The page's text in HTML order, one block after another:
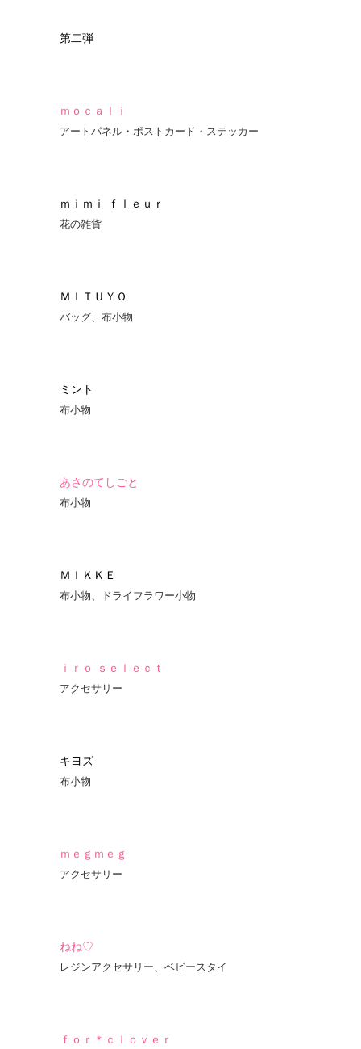
第二弾
ｍｏｃａｌｉ
アートパネル・ポストカード・ステッカー
ｍｉｍｉ ｆｌｅｕｒ
花の雑貨
ＭＩＴＵＹＯ
バッグ、布小物
ミント
布小物
あさのてしごと
布小物
ＭＩＫＫＥ
布小物、ドライフラワー小物
ｉｒｏ ｓｅｌｅｃｔ
アクセサリー
キヨズ
布小物
ｍｅｇｍｅｇ
アクセサリー
ねね♡
レジンアクセサリー、ベビースタイ
ｆｏｒ＊ｃｌｏｖｅｒ